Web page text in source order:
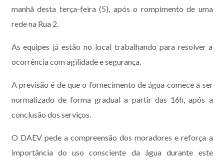
manhã desta terça-feira (5), após o rompimento de uma
rede na Rua 2.
As equipes já estão no local trabalhando para resolver a
ocorrência com agilidade e segurança.
A previsão é de que o fornecimento de água comece a ser
normalizado de forma gradual a partir das 16h, após a
conclusão dos serviços.
O DAEV pede a compreensão dos moradores e reforça a
importância do uso consciente da água durante este